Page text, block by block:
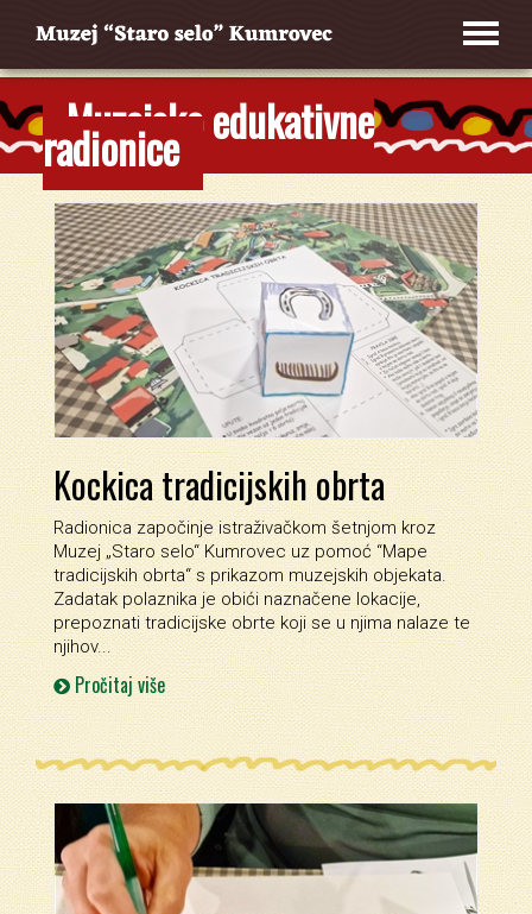
Muzejsko edukativne
radionice
Kockica tradicijskih obrta
Radionica započinje istraživačkom šetnjom kroz
Muzej „Staro selo“ Kumrovec uz pomoć “Mape
tradicijskih obrta“ s prikazom muzejskih objekata.
Zadatak polaznika je obići naznačene lokacije,
prepoznati tradicijske obrte koji se u njima nalaze te
njihov...
Pročitaj više